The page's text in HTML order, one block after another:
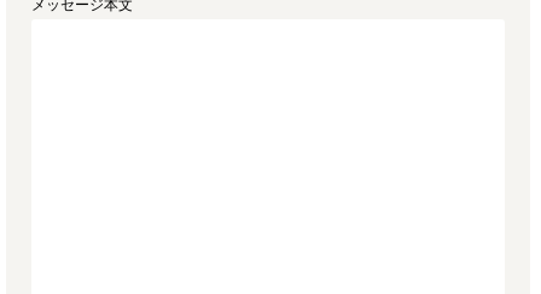
メッセージ本文